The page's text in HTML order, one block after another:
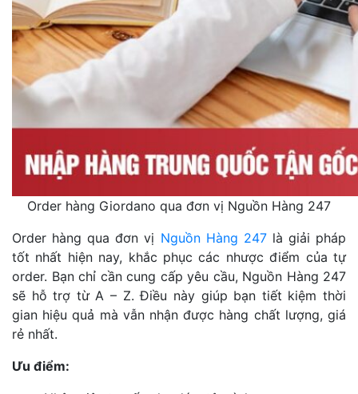
Order hàng Giordano qua đơn vị Nguồn Hàng 247
Order hàng qua đơn vị Nguồn Hàng 247là giải pháp
tốt nhất hiện nay, khắc phục các nhược điểm của tự
order. Bạn chỉ cần cung cấp yêu cầu, Nguồn Hàng 247
sẽ hỗ trợ từ A – Z. Điều này giúp bạn tiết kiệm thời
gian hiệu quả mà vẫn nhận được hàng chất lượng, giá
rẻ nhất.
Ưu điểm: